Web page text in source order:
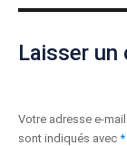
Laisser un
Votre adresse e-
sont indiqués avec *